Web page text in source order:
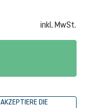
inkl. MwSt.
DIE